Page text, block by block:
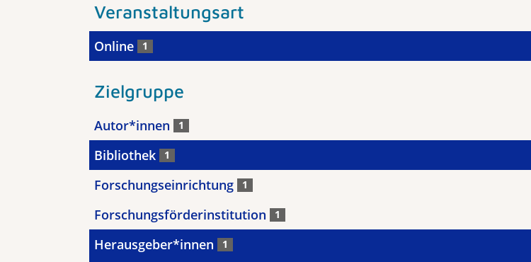
Veranstaltungsart
Online 1
Zielgruppe
Autor*innen 1
Bibliothek 1
Forschungseinrichtung 1
Forschungsförderinstitution 1
Herausgeber*innen 1